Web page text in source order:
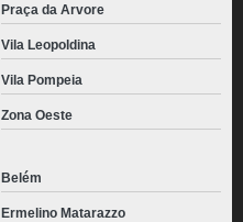
Praça da Arvore
Vila Leopoldina
Vila Pompeia
Zona Oeste
Belém
Ermelino Matarazzo